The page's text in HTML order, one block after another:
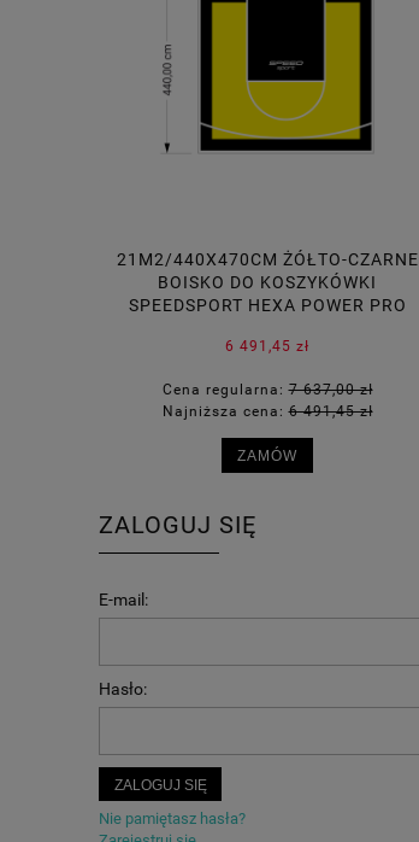
21M2/440X470CM ŻÓŁTO-CZARNE
BOISKO DO KOSZYKÓWKI
SPEEDSPORT HEXA POWER PRO
6 491,45 zł
Cena regularna:7 637,00 zł
Najniższa cena:6 491,45 zł
ZAMÓW
ZALOGUJ SIĘ
E-mail:
Hasło:
ZALOGUJ SIĘ
Nie pamiętasz hasła?